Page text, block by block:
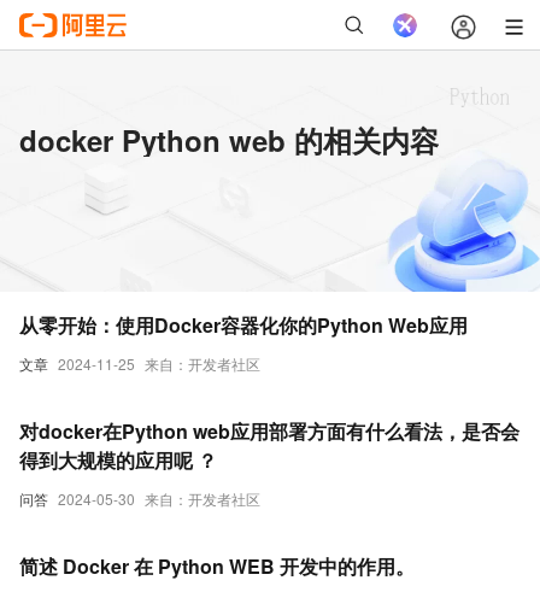
docker Python web 的相关内容
文章 2024-11-25 来自：开发者社区
从零开始：使用Docker容器化你的Python Web应用
问答 2024-05-30 来自：开发者社区
对docker在Python web应用部署方面有什么看法，是否会
得到大规模的应用呢 ？
简述 Docker 在 Python WEB 开发中的作用。